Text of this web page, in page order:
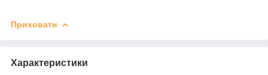
Приховати
Характеристики